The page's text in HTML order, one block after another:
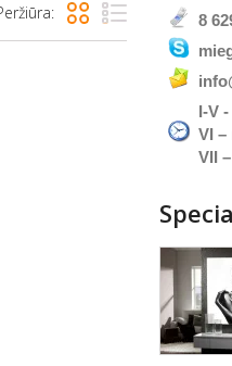
8
I-V
VI –
VII